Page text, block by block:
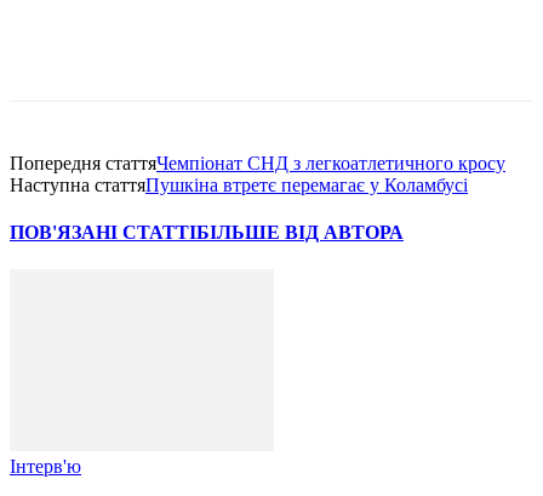
Попередня статтяЧемпiонат СНД з легкоатлетичного кросу
Наступна статтяПушкiна втретє перемагає у Коламбусi
ПОВ'ЯЗАНІ СТАТТІБІЛЬШЕ ВІД АВТОРА
Інтерв'ю